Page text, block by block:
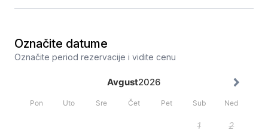
Označite datume
Označite period rezervacije i vidite cenu